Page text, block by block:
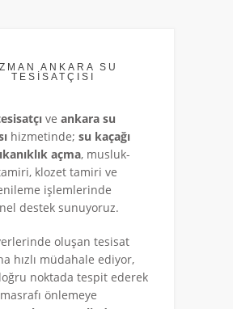
ANKARA SU
TESİSATÇISI
ve ankara su
hizmetinde; su kaçağı
açma, musluk-
klozet tamiri ve
işlemlerinde
destek sunuyoruz.
oluşan tesisat
hızlı müdahale ediyor,
noktada tespit ederek
önlemeye